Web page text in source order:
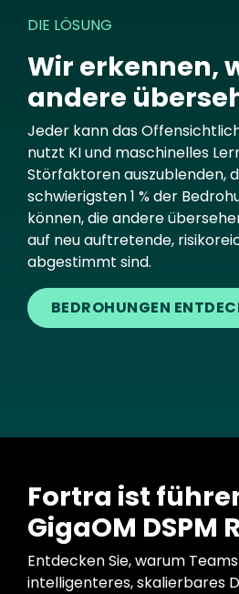
DIE LÖSUNG
Wir erkennen,
andere
Jeder kann das
nutzt KI und maschinelles
Störfaktoren auszublenden,
schwierigsten 1 % der
können, die andere
auf neu auftretende,
abgestimmt sind.
BEDROHUNGEN
Fortra ist
GigaOM DSPM
Entdecken Sie, warum
intelligenteres, skalierbares